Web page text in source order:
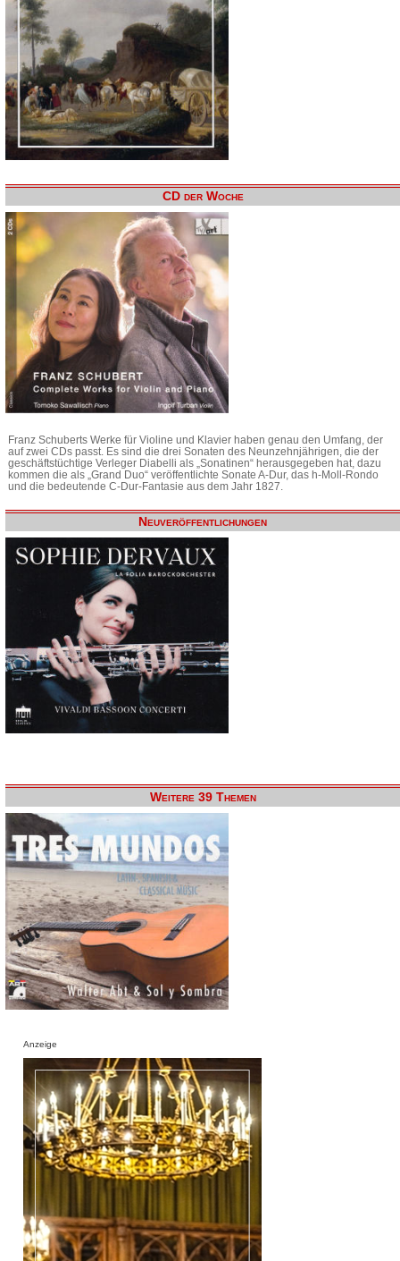
CD der Woche
Franz Schuberts Werke für Violine und Klavier haben genau den Umfang, der
auf zwei CDs passt. Es sind die drei Sonaten des Neunzehnjährigen, die der
geschäftstüchtige Verleger Diabelli als „Sonatinen“ herausgegeben hat, dazu
kommen die als „Grand Duo“ veröffentlichte Sonate A-Dur, das h-Moll-Rondo
und die bedeutende C-Dur-Fantasie aus dem Jahr 1827.
Neuveröffentlichungen
Weitere 39 Themen
Anzeige